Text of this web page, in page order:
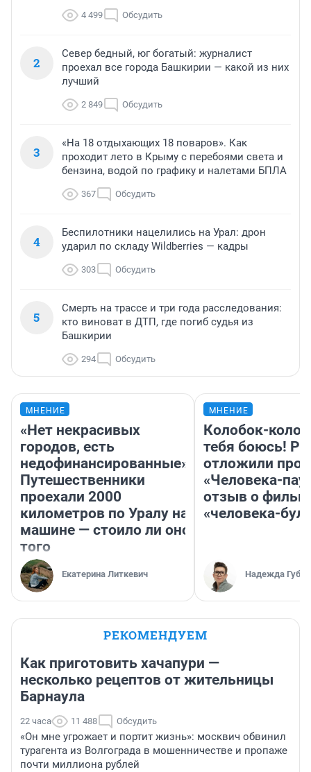
4 499 Обсудить
2
Север бедный, юг богатый: журналист
проехал все города Башкирии — какой из них
лучший
2 849 Обсудить
3
«На 18 отдыхающих 18 поваров». Как
проходит лето в Крыму с перебоями света и
бензина, водой по графику и налетами БПЛА
367 Обсудить
4
Беспилотники нацелились на Урал: дрон
ударил по складу Wildberries — кадры
303 Обсудить
5
Смерть на трассе и три года расследования:
кто виноват в ДТП, где погиб судья из
Башкирии
294 Обсудить
МНЕНИЕ
«Нет некрасивых
городов, есть
недофинансированные».
Путешественники
проехали 2000
километров по Уралу на
машине — стоило ли оно
того
Екатерина Литкевич
МНЕНИЕ
Колобок-
тебя боюсь!
отложили
«Человека-
отзыв о
«человека-
Надежда
РЕКОМЕНДУЕМ
Как приготовить хачапури —
несколько рецептов от жительницы
Барнаула
22 часа 11 488 Обсудить
«Он мне угрожает и портит жизнь»: москвич обвинил
турагента из Волгограда в мошенничестве и пропаже
почти миллиона рублей